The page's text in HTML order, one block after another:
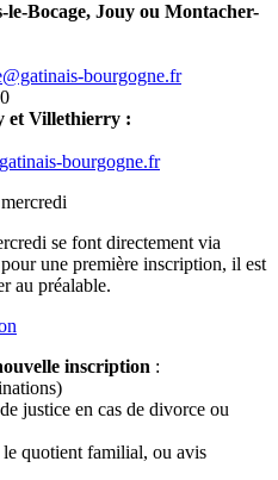
le-Bocage, Jouy ou Montacher-
bourgogne.fr
et Villethierry :
bourgogne.fr
se font directement via
une première inscription, il est
au préalable.
inscription :
justice en cas de divorce ou
quotient familial, ou avis